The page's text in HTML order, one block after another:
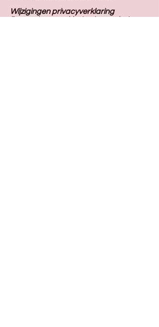
Wijzigingen privacyverklaring
Deze privacyverklaring is voor het